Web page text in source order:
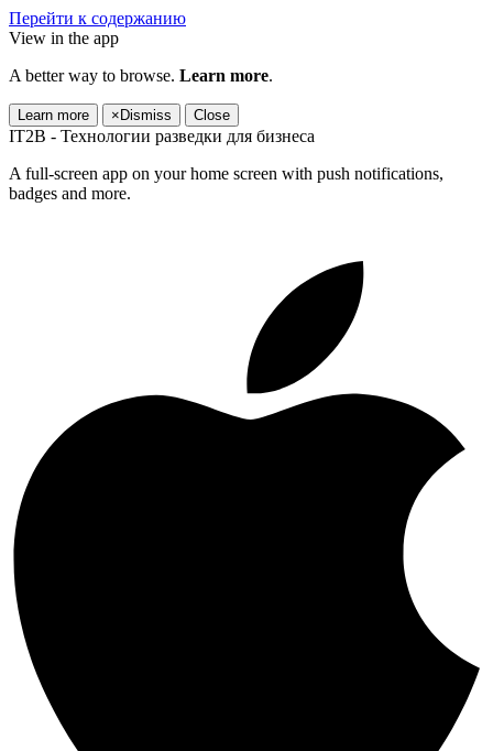
Перейти к содержанию
View in the app
A better way to browse. Learn more.
Learn more × Dismiss Close
IT2B - Технологии разведки для бизнеса
A full-screen app on your home screen with push notifications,
badges and more.